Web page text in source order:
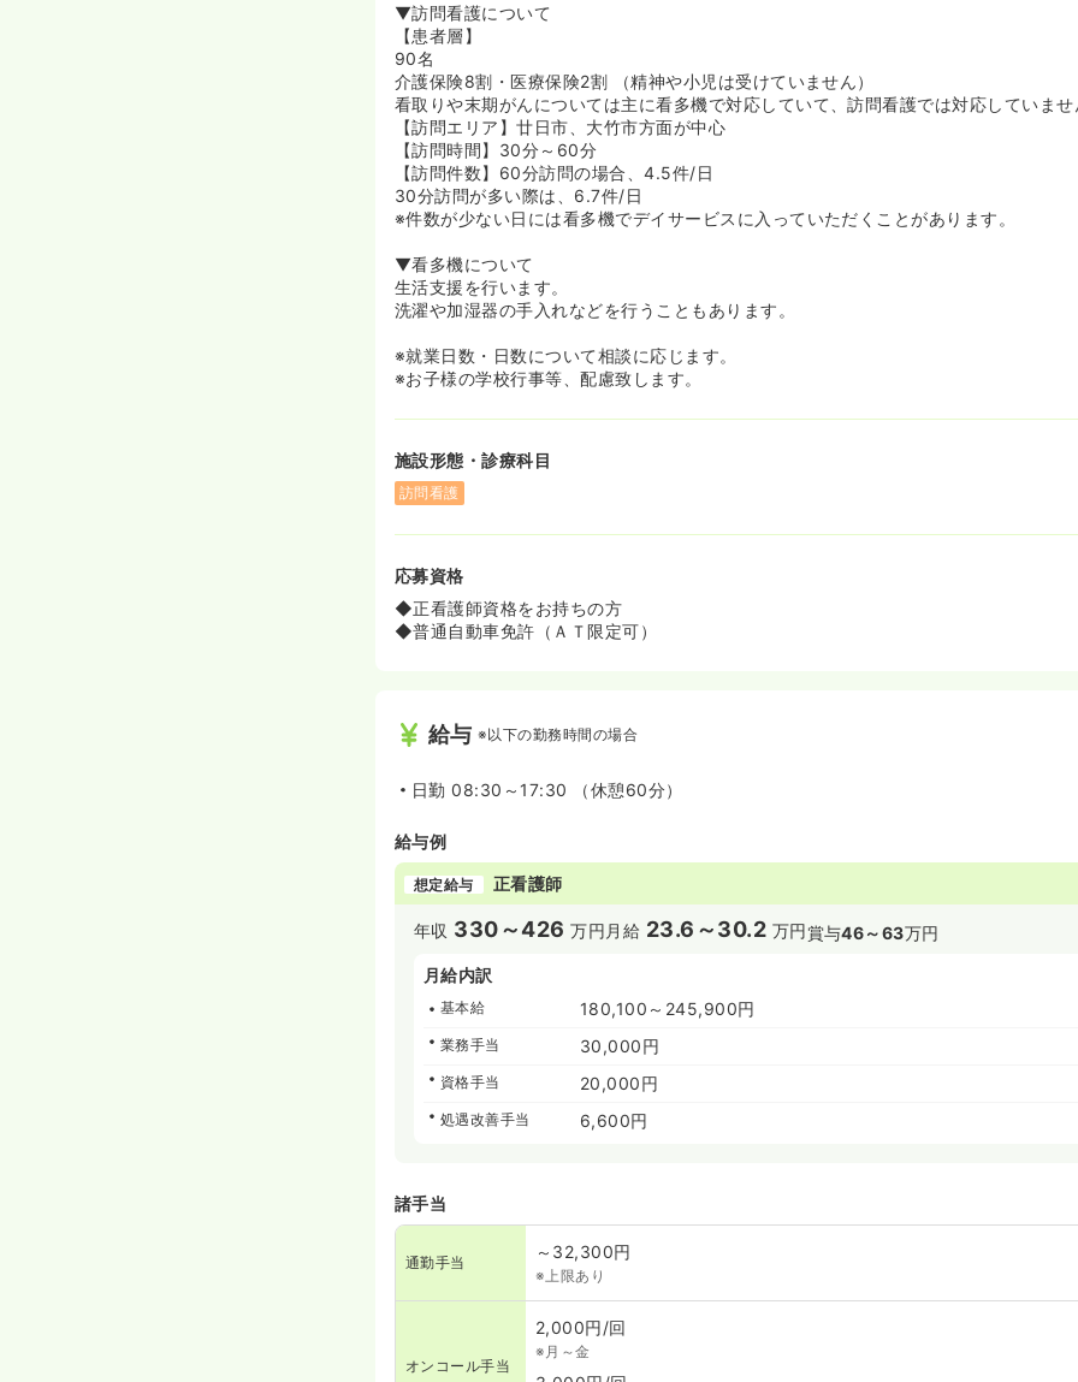
《今後成長していく在宅分野でのキャリアが築けます》
◆訪問看護の基本から教われるので、新卒や訪問看護未経験の方もお気軽にご応募く
◆訪問・通い・泊まりのパターンに携わることができ、在宅の経験を広く積むことが
◆利用者さんとの接点が多い分、関係構築もスムーズです♪
◆看多機では医療処置もあるため、看護技術がなくなる心配も不要です♪
◆病院は合わなかったけど、看護技術は落としたくないという方にもオススメ★
◆リハスタッフ・介護士・ケアマネとの関わりもあり、お互いアドバイスし合って幅
ことが可能です！
≪手当や福利厚生が充実しており長く働けます！≫
社規定有）も拡充されました。
◆賞与は年2回・計2.60ヶ月分の実績があり、日頃の頑張りがしっかりと収入に反映
す。
ます。
◆9割のスタッフは子育て中で、家庭理解がバッチリ♪
ユニークな制度を導入しています。
◆「保育園が休園で預けられない」「子供が不登校で学校にいかない」そんなときで
話をしています！お絵かきやご飯のお世話をしてくれるなど、温かいアットホーム
社会体験をしていただくことも可能です！
◆有給休暇は1時間単位で取得可能なほか、お子様の学校行事や急な体調不良による
が協力的な職場です。
▼訪問看護について
【患者層】
90名
介護保険8割・医療保険2割 （精神や小児は受けていません）
看取りや末期がんについては主に看多機で対応していて、訪問看護では対応していませ
【訪問エリア】廿日市、大竹市方面が中心
【訪問時間】30分～60分
【訪問件数】60分訪問の場合、4.5件/日
30分訪問が多い際は、6.7件/日
※件数が少ない日には看多機でデイサービスに入っていただくことがあります。
▼看多機について
生活支援を行います。
洗濯や加湿器の手入れなどを行うこともあります。
※就業日数・日数について相談に応じます。
※お子様の学校行事等、配慮致します。
施設形態・診療科目
訪問看護
応募資格
◆正看護師資格をお持ちの方
◆普通自動車免許（ＡＴ限定可）
給与 ※以下の勤務時間の場合
日勤 08:30～17:30 （休憩60分）
給与例
想定給与 正看護師
年収 330～426 万円 月給 23.6～30.2 万円賞与46～63万円
月給内訳
基本給 180,100～245,900円
業務手当 30,000円
資格手当 20,000円
処遇改善手当 6,600円
諸手当
通勤手当
～32,300円
※上限あり
オンコール手当
2,000円/回
※月～金